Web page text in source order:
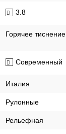
3.8
Горячее тиснение
Современный
Италия
Рулонные
Рельефная